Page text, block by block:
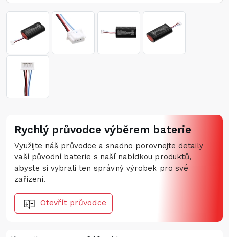
Rychlý průvodce výběrem baterie
Využijte náš průvodce a snadno porovnejte detaily
vaší původní baterie s naší nabídkou produktů,
abyste si vybrali ten správný výrobek pro své
zařízení.
Otevřít průvodce